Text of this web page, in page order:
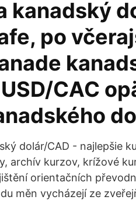
kanadský
po
CAC
dolár/CAD - najlepšie
archív kurzov, krížové
orientačních
měn vycházejí ze